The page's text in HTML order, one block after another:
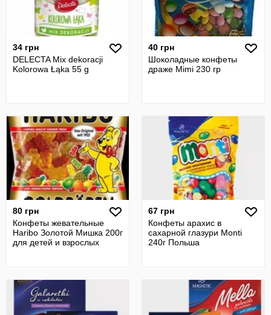
34 грн
DELECTA Mix dekoracji
Kolorowa Łąka 55 g
40 грн
Шоколадные конфеты
драже Mimi 230 гр
80 грн
Конфеты жевательные
Haribo Золотой Мишка 200г
для детей и взрослых
67 грн
Конфеты арахис в
сахарной глазури Monti
240г Польша